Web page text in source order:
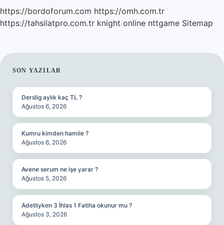
https://bordoforum.com https://omh.com.tr
https://tahsilatpro.com.tr knight online nttgame Sitemap
SIDEBAR
SON YAZILAR
Derslig aylık kaç TL ?
Ağustos 6, 2026
Kumru kimden hamile ?
Ağustos 6, 2026
Avene serum ne işe yarar ?
Ağustos 5, 2026
Adetliyken 3 İhlas 1 Fatiha okunur mu ?
Ağustos 3, 2026